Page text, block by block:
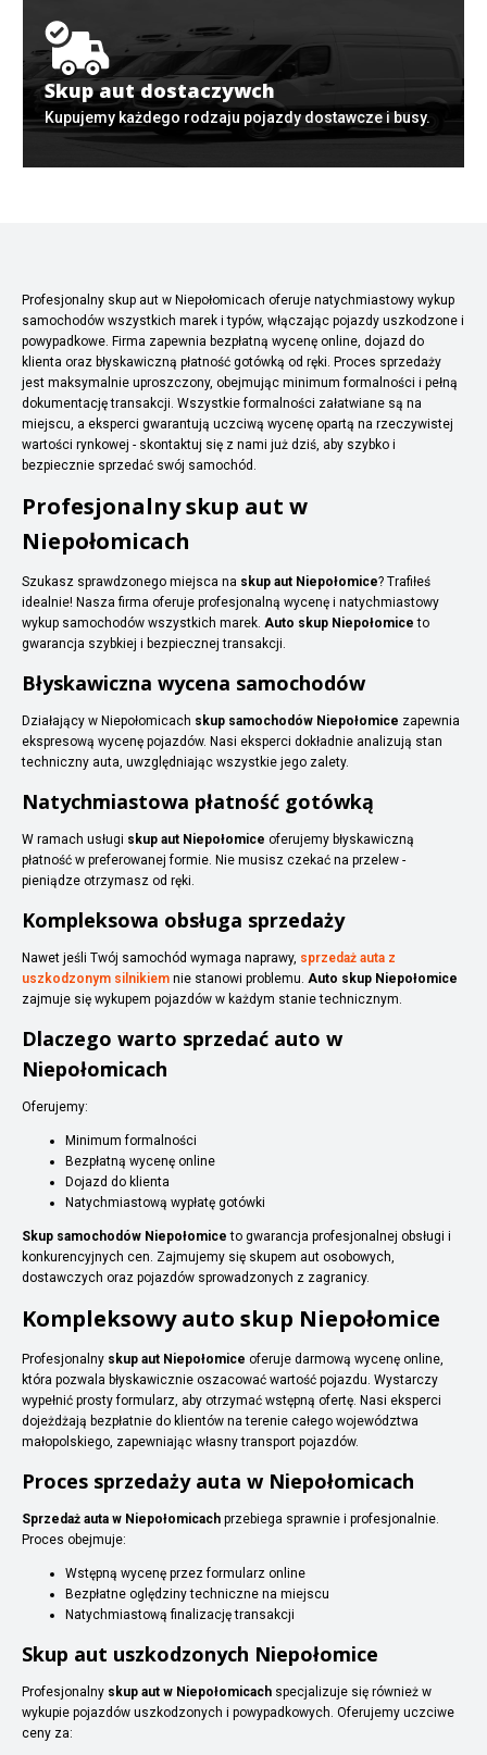
Skup aut dostaczywch
Kupujemy każdego rodzaju pojazdy dostawcze i busy.
Profesjonalny skup aut w Niepołomicach oferuje natychmiastowy wykup
samochodów wszystkich marek i typów, włączając pojazdy uszkodzone i
powypadkowe. Firma zapewnia bezpłatną wycenę online, dojazd do
klienta oraz błyskawiczną płatność gotówką od ręki. Proces sprzedaży
jest maksymalnie uproszczony, obejmując minimum formalności i pełną
dokumentację transakcji. Wszystkie formalności załatwiane są na
miejscu, a eksperci gwarantują uczciwą wycenę opartą na rzeczywistej
wartości rynkowej - skontaktuj się z nami już dziś, aby szybko i
bezpiecznie sprzedać swój samochód.
Profesjonalny skup aut w
Niepołomicach
Szukasz sprawdzonego miejsca na skup aut Niepołomice? Trafiłeś
idealnie! Nasza firma oferuje profesjonalną wycenę i natychmiastowy
wykup samochodów wszystkich marek. Auto skup Niepołomice to
gwarancja szybkiej i bezpiecznej transakcji.
Błyskawiczna wycena samochodów
Działający w Niepołomicach skup samochodów Niepołomice zapewnia
ekspresową wycenę pojazdów. Nasi eksperci dokładnie analizują stan
techniczny auta, uwzględniając wszystkie jego zalety.
Natychmiastowa płatność gotówką
W ramach usługi skup aut Niepołomice oferujemy błyskawiczną
płatność w preferowanej formie. Nie musisz czekać na przelew -
pieniądze otrzymasz od ręki.
Kompleksowa obsługa sprzedaży
Nawet jeśli Twój samochód wymaga naprawy, sprzedaż auta z
uszkodzonym silnikiem nie stanowi problemu. Auto skup Niepołomice
zajmuje się wykupem pojazdów w każdym stanie technicznym.
Dlaczego warto sprzedać auto w
Niepołomicach
Oferujemy:
Minimum formalności
Bezpłatną wycenę online
Dojazd do klienta
Natychmiastową wypłatę gotówki
Skup samochodów Niepołomice to gwarancja profesjonalnej obsługi i
konkurencyjnych cen. Zajmujemy się skupem aut osobowych,
dostawczych oraz pojazdów sprowadzonych z zagranicy.
Kompleksowy auto skup Niepołomice
Profesjonalny skup aut Niepołomice oferuje darmową wycenę online,
która pozwala błyskawicznie oszacować wartość pojazdu. Wystarczy
wypełnić prosty formularz, aby otrzymać wstępną ofertę. Nasi eksperci
dojeżdżają bezpłatnie do klientów na terenie całego województwa
małopolskiego, zapewniając własny transport pojazdów.
Proces sprzedaży auta w Niepołomicach
Sprzedaż auta w Niepołomicach przebiega sprawnie i profesjonalnie.
Proces obejmuje:
Wstępną wycenę przez formularz online
Bezpłatne oględziny techniczne na miejscu
Natychmiastową finalizację transakcji
Skup aut uszkodzonych Niepołomice
Profesjonalny skup aut w Niepołomicach specjalizuje się również w
wykupie pojazdów uszkodzonych i powypadkowych. Oferujemy uczciwe
ceny za: